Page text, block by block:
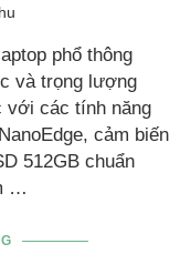
phổ thông
và trọng lượng
với các tính năng
cảm biến
512GB chuẩn
…